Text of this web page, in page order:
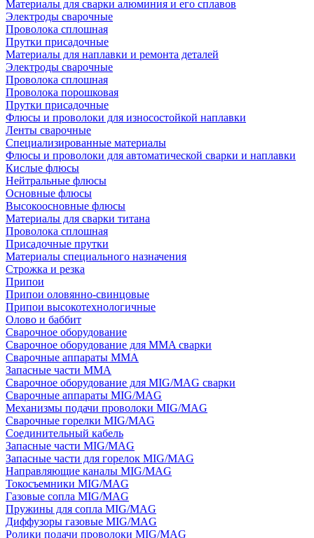
Материалы для сварки алюминия и его сплавов
Электроды сварочные
Проволока сплошная
Прутки присадочные
Материалы для наплавки и ремонта деталей
Электроды сварочные
Проволока сплошная
Проволока порошковая
Прутки присадочные
Флюсы и проволоки для износостойкой наплавки
Ленты сварочные
Специализированные материалы
Флюсы и проволоки для автоматической сварки и наплавки
Кислые флюсы
Нейтральные флюсы
Основные флюсы
Высокоосновные флюсы
Материалы для сварки титана
Проволока сплошная
Присадочные прутки
Материалы специального назначения
Строжка и резка
Припои
Припои оловянно-свинцовые
Припои высокотехнологичные
Олово и баббит
Сварочное оборудование
Сварочное оборудование для MMA сварки
Сварочные аппараты MMA
Запасные части MMA
Сварочное оборудование для MIG/MAG сварки
Сварочные аппараты MIG/MAG
Механизмы подачи проволоки MIG/MAG
Сварочные горелки MIG/MAG
Соединительный кабель
Запасные части MIG/MAG
Запасные части для горелок MIG/MAG
Направляющие каналы MIG/MAG
Токосъемники MIG/MAG
Газовые сопла MIG/MAG
Пружины для сопла MIG/MAG
Диффузоры газовые MIG/MAG
Ролики подачи проволоки MIG/MAG